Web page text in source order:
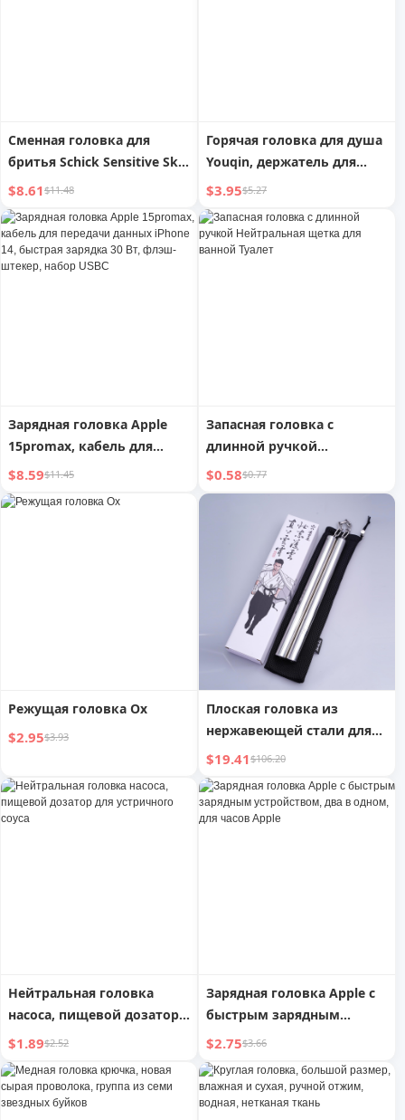
Сменная головка для
бритья Schick Sensitive Skin
Mild
$8.61$11.48
Горячая головка для душа
Youqin, держатель для
душа
$3.95$5.27
Зарядная головка Apple
15promax, кабель для
передачи данных iPhone
14, быстрая зарядка 30 Вт,
флэш-штекер, набор USBC
$8.59$11.45
Запасная головка с
длинной ручкой
Нейтральная щетка для
ванной Туалет
$0.58$0.77
Режущая головка Ox
$2.95$3.93
Плоская головка из
нержавеющей стали для
взрослых и детей
$19.41$106.20
Нейтральная головка
насоса, пищевой дозатор
для устричного соуса
$1.89$2.52
Зарядная головка Apple с
быстрым зарядным
устройством, два в одном,
для часов Apple
$2.75$3.66